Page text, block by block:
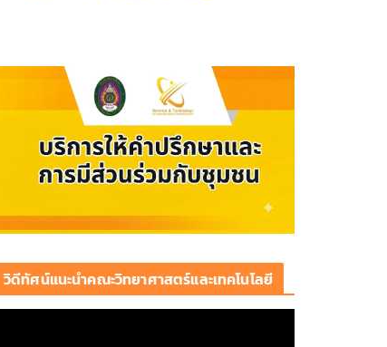
วิดีทัศน์แนะนำคณะวิทยาศาสตร์และเทคโนโลยี